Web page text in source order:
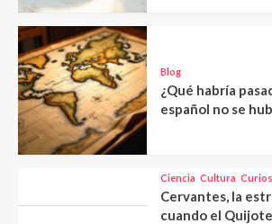
Blog
¿Qué habría
español no se
Ciencia Cultura
Cervantes, la
cuando el